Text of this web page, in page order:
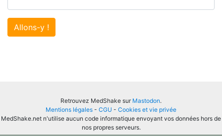
Allons-y !
Retrouvez MedShake sur Mastodon.
Mentions légales - CGU - Cookies et vie privée
MedShake.net n'utilise aucun code informatique envoyant vos données hors de
nos propres serveurs.